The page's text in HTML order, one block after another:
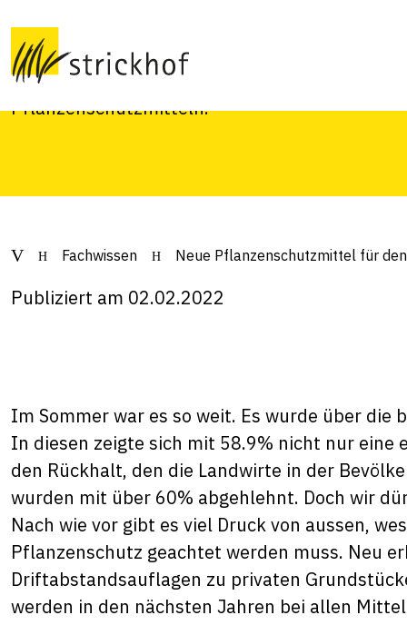
den Feldbau 2022
Überblick über neue Pflanzenschutzmittel,
Pflanzenschutzmitteln.
Fachwissen Neue Pflanzenschutzmittel für
Publiziert am 02.02.2022
Im Sommer war es so weit. Es wurde über
In diesen zeigte sich mit 58.9% nicht nur eine
den Rückhalt, den die Landwirte in der
wurden mit über 60% abgehlehnt. Doch wir
Nach wie vor gibt es viel Druck von aussen,
Pflanzenschutz geachtet werden muss. Neu
Driftabstandsauflagen zu privaten
werden in den nächsten Jahren bei allen